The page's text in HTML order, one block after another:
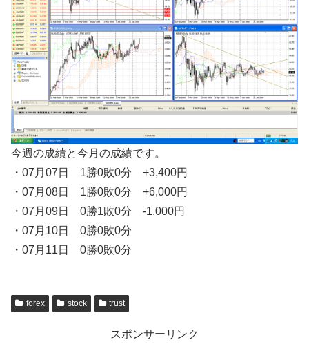
今週の成績と今月の成績です。
・07月07日 1勝0敗0分 +3,400円
・07月08日 1勝0敗0分 +6,000円
・07月09日 0勝1敗0分 -1,000円
・07月10日 0勝0敗0分
・07月11日 0勝0敗0分
forex stock trust
スポンサーリンク